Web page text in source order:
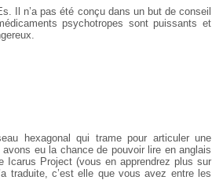
Il n’a pas été conçu dans un but de conseil
psychotropes sont puissants et
hexagonal qui trame pour articuler une
eu la chance de pouvoir lire en anglais
Icarus Project (vous en apprendrez plus sur
traduite, c’est elle que vous avez entre les